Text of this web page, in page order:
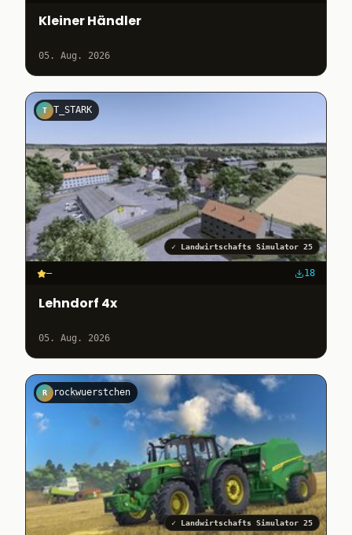
Kleiner Händler
05. Aug. 2026
T T_STARK
✓ Landwirtschafts Simulator 25
– 18
Lehndorf 4x
05. Aug. 2026
R rockwuerstchen
✓ Landwirtschafts Simulator 25